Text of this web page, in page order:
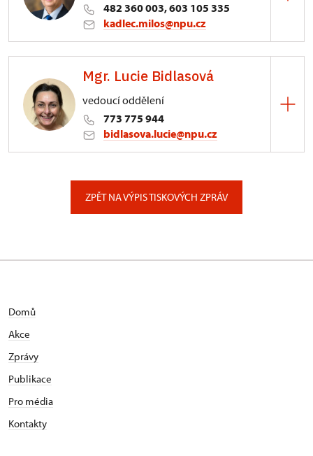
482 360 003, 603 105 335
kadlec.milos@npu.cz
3/, Sychrov 3
Mgr. Lucie Bidlasová
vedoucí oddělení
773 775 944
bidlasova.lucie@npu.cz
ZPĚT NA VÝPIS TISKOVÝCH ZPRÁV
Domů
Akce
Zprávy
Publikace
Pro média
Kontakty